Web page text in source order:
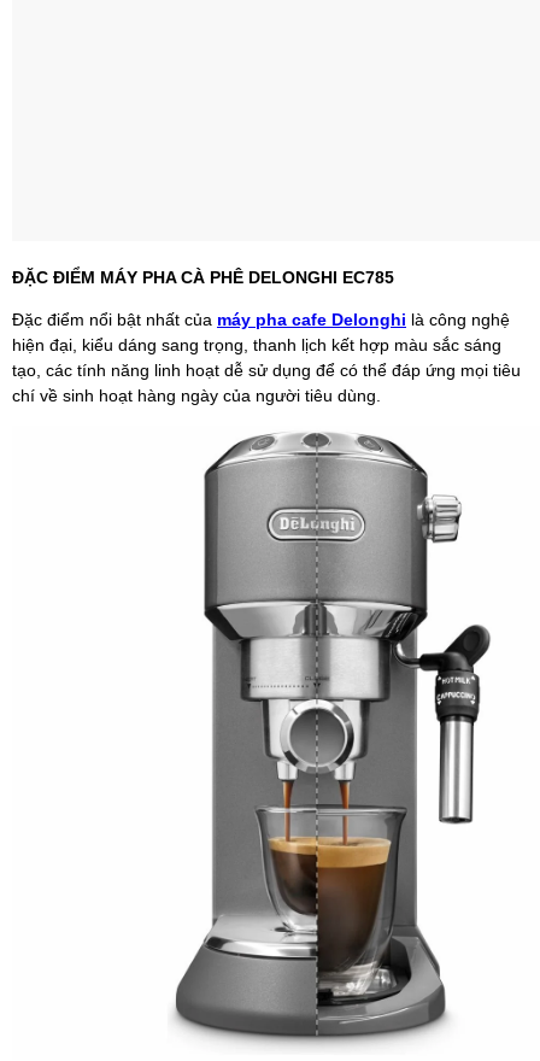
ĐẶC ĐIỂM MÁY PHA CÀ PHÊ DELONGHI EC785
Đặc điểm nổi bật nhất của máy pha cafe Delonghi là công nghệ
hiện đại, kiểu dáng sang trọng, thanh lịch kết hợp màu sắc sáng
tạo, các tính năng linh hoạt dễ sử dụng để có thể đáp ứng mọi tiêu
chí về sinh hoạt hàng ngày của người tiêu dùng.